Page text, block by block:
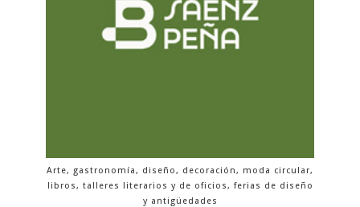
Arte, gastronomía, diseño, decoración, moda circular,
libros, talleres literarios y de oficios, ferias de diseño
y antigüedades